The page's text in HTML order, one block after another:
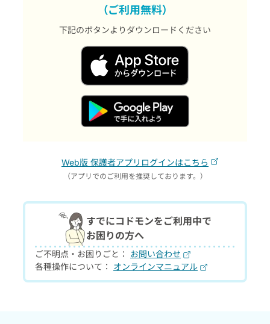
（ご利用無料）
下記のボタンよりダウンロードください
Web版 保護者アプリログインはこちら
（アプリでのご利用を推奨しております。）
すでにコドモンをご利用中で
お困りの方へ
ご不明点・お困りごと：
お問い合わせ
各種操作について：
オンラインマニュアル